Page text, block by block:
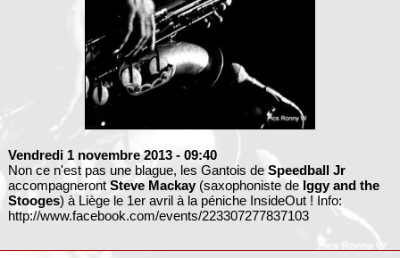
Vendredi 1 novembre 2013 - 09:40
Non ce n'est pas une blague, les Gantois de Speedball Jr
accompagneront Steve Mackay(saxophoniste de Iggy and the
Stooges) à Liège le 1er avril à la péniche InsideOut ! Info:
http://www.facebook.com/events/223307277837103